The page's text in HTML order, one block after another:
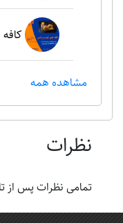
مشاهده همه
نظرات
تمامی نظرات پس از